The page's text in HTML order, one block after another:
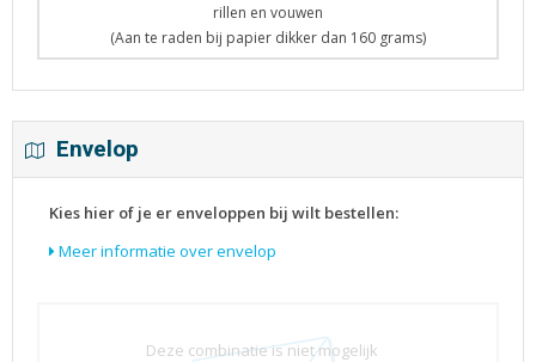
rillen en vouwen
(Aan te raden bij papier dikker dan 160 grams)
Envelop
Kies hier of je er enveloppen bij wilt bestellen:
Meer informatie over envelop
Deze combinatie is niet mogelijk